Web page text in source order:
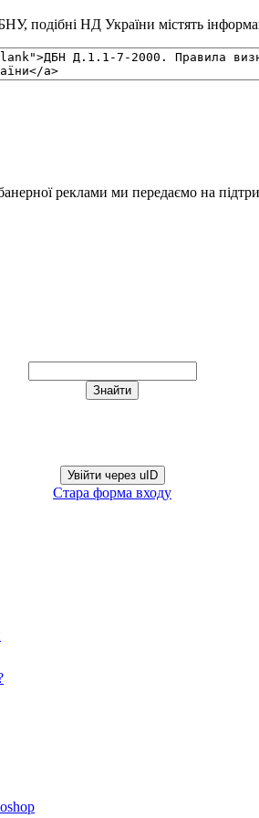
подібні НД України містять
реклами ми передаємо на
Увійти через uID
Стара форма входу